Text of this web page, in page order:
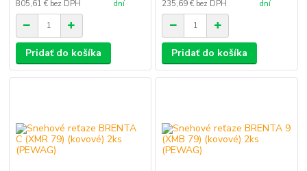
805,61 € bez DPH
dní
Pridať do košíka
235,69 € bez DPH
dní
Pridať do košíka